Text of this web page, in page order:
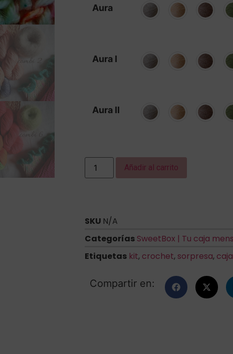
Aura
Aura I
Aura II
Añadir al carrito
SKU N/A
Categorías SweetBox | Tu caja
Etiquetas kit, crochet, sorpresa,
Compartir en: